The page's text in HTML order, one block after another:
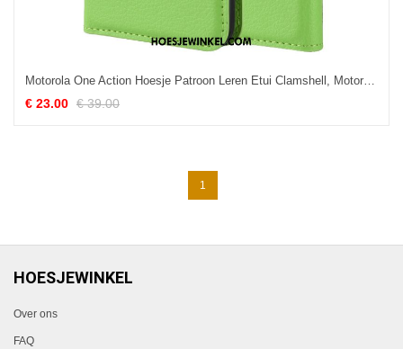
Motorola One Action Hoesje Patroon Leren Etui Clamshell, Motorola One Action Hoesje Soort Aziatische Vrucht Groen
€ 23.00 € 39.00
1
HOESJEWINKEL
Over ons
FAQ